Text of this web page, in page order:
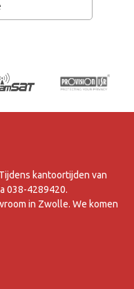
kantoortijden van
038-4289420.
in Zwolle. We komen